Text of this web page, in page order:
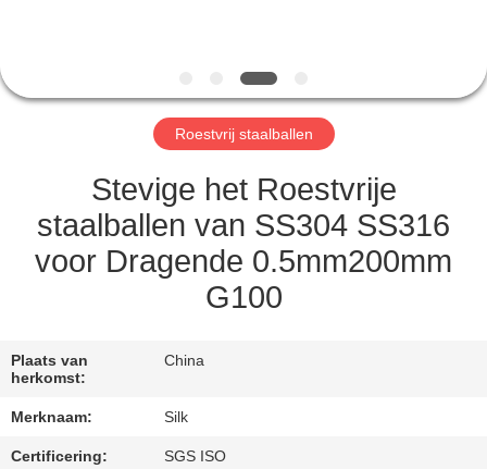
NIEUWS
GEVALLEN
VERZOEK
OM
CITAAT
SITEMAP
Roestvrij staalballen
Stevige het Roestvrije
staalballen van SS304 SS316
voor Dragende 0.5mm200mm
G100
Plaats van
herkomst:
China
Merknaam: Silk
Certificering: SGS ISO